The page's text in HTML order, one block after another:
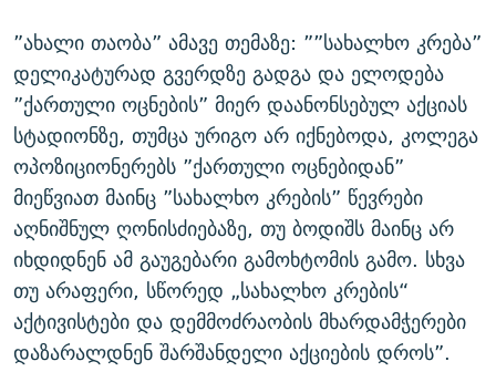
”ახალი თაობა” ამავე თემაზე: ””სახალხო კრება”
დელიკატურად გვერდზე გადგა და ელოდება
”ქართული ოცნების” მიერ დაანონსებულ აქციას
სტადიონზე, თუმცა ურიგო არ იქნებოდა, კოლეგა
ოპოზიციონერებს ”ქართული ოცნებიდან”
მიეწვიათ მაინც ”სახალხო კრების” წევრები
აღნიშნულ ღონისძიებაზე, თუ ბოდიშს მაინც არ
იხდიდნენ ამ გაუგებარი გამოხტომის გამო. სხვა
თუ არაფერი, სწორედ „სახალხო კრების“
აქტივისტები და დემმოძრაობის მხარდამჭერები
დაზარალდნენ შარშანდელი აქციების დროს”.